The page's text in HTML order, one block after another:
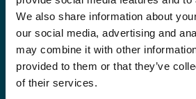
We also share information about
our social media, advertising and
may combine it with other
provided to them or that they’ve
of their services.
Consent
*
Oui, je m'inscris à la
CAPTCHA